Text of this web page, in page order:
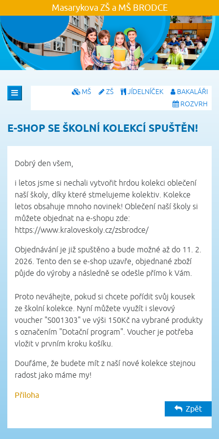
Masarykova ZŠ a MŠ BRODCE
MŠ ZŠ JÍDELNÍČEK
BAKALÁŘI
ROZVRH
E-SHOP SE ŠKOLNÍ KOLEKCÍ SPUŠTĚN!
Dobrý den všem,
i letos jsme si nechali vytvořit hrdou kolekci oblečení
naší školy, díky které stmelujeme kolektiv. Kolekce
letos obsahuje mnoho novinek! Oblečení naší školy si
můžete objednat na e-shopu zde:
https://www.kraloveskoly.cz/zsbrodce/
Objednávání je již spuštěno a bude možné až do 11. 2.
2026. Tento den se e-shop uzavře, objednané zboží
půjde do výroby a následně se odešle přímo k Vám.
Proto neváhejte, pokud si chcete pořídit svůj kousek
ze školní kolekce. Nyní můžete využít i slevový
voucher "S001303" ve výši 150Kč na vybrané produkty
s označením "Dotační program". Voucher je potřeba
vložit v prvním kroku košíku.
Doufáme, že budete mít z naší nové kolekce stejnou
radost jako máme my!
Příloha
Zpět